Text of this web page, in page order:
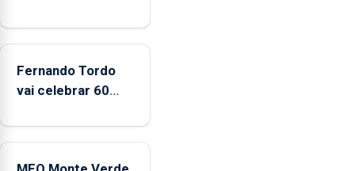
Fernando Tordo
vai celebrar 60
no Coliseu